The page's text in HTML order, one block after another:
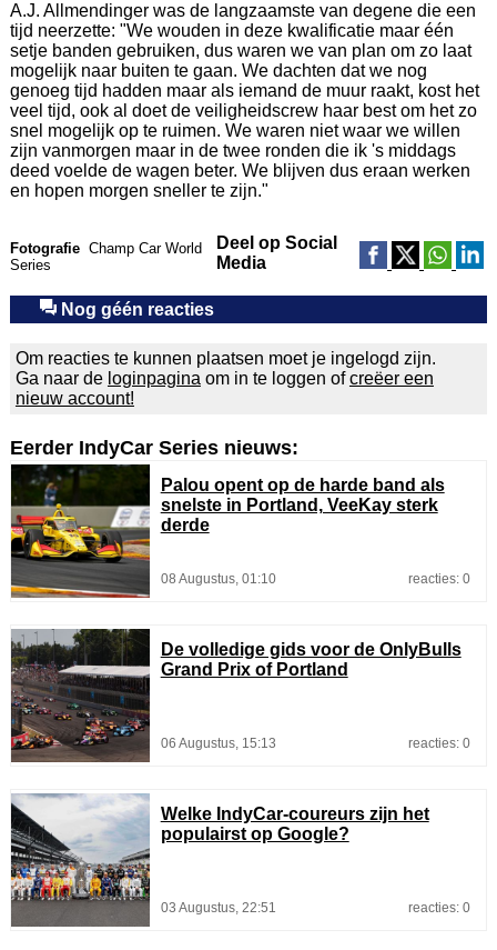
A.J. Allmendinger was de langzaamste van degene die een
tijd neerzette: "We wouden in deze kwalificatie maar één
setje banden gebruiken, dus waren we van plan om zo laat
mogelijk naar buiten te gaan. We dachten dat we nog
genoeg tijd hadden maar als iemand de muur raakt, kost het
veel tijd, ook al doet de veiligheidscrew haar best om het zo
snel mogelijk op te ruimen. We waren niet waar we willen
zijn vanmorgen maar in de twee ronden die ik 's middags
deed voelde de wagen beter. We blijven dus eraan werken
en hopen morgen sneller te zijn."
Fotografie Champ Car World
Series
Deel op Social
Media
Nog géén reacties
Om reacties te kunnen plaatsen moet je ingelogd zijn.
Ga naar de loginpagina om in te loggen ofcreëer een
nieuw account!
Eerder IndyCar Series nieuws:
Palou opent op de harde band als
snelste in Portland, VeeKay sterk
derde
08 Augustus, 01:10 reacties: 0
De volledige gids voor de OnlyBulls
Grand Prix of Portland
06 Augustus, 15:13 reacties: 0
Welke IndyCar-coureurs zijn het
populairst op Google?
03 Augustus, 22:51 reacties: 0